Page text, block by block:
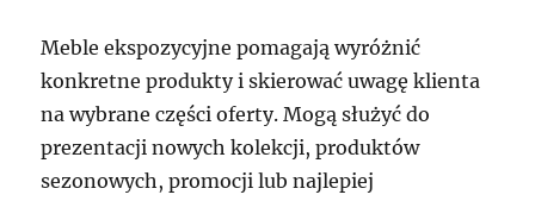
Meble ekspozycyjne pomagają wyróżnić
konkretne produkty i skierować uwagę klienta
na wybrane części oferty. Mogą służyć do
prezentacji nowych kolekcji, produktów
sezonowych, promocji lub najlepiej